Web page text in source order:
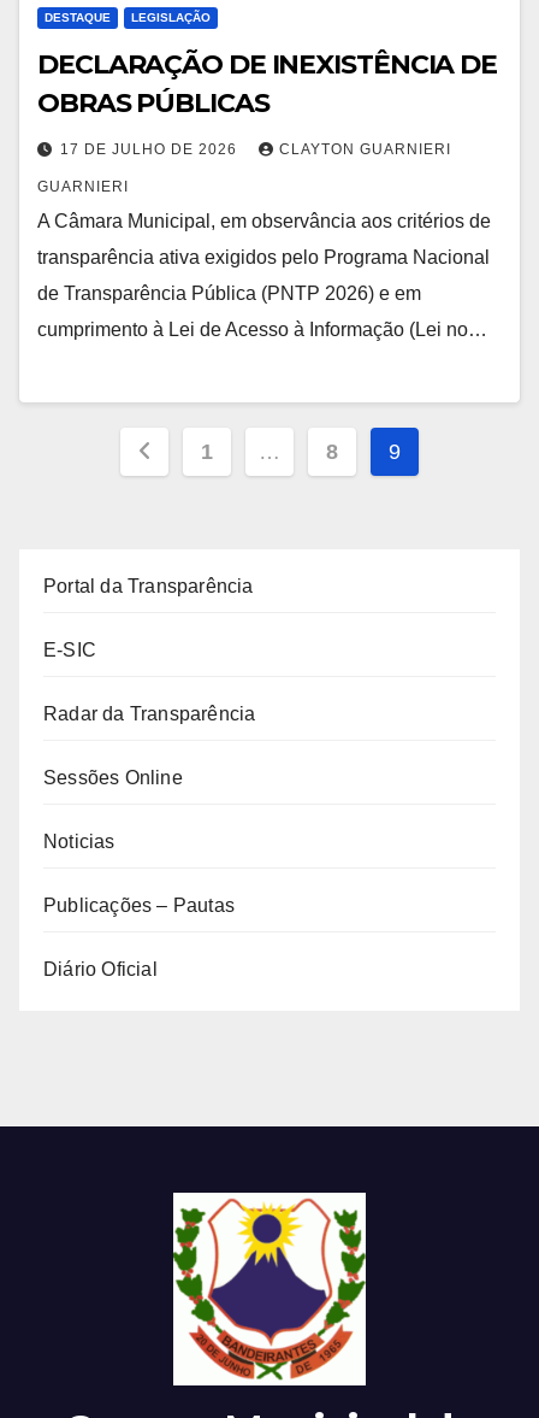
DESTAQUE LEGISLAÇÃO
DECLARAÇÃO DE INEXISTÊNCIA DE
OBRAS PÚBLICAS
17 DE JULHO DE 2026 CLAYTON GUARNIERI
GUARNIERI
A Câmara Municipal, em observância aos critérios de
transparência ativa exigidos pelo Programa Nacional
de Transparência Pública (PNTP 2026) e em
cumprimento à Lei de Acesso à Informação (Lei no…
Paginação
1 … 8 9
Portal da Transparência
E-SIC
Radar da Transparência
Sessões Online
Noticias
Publicações – Pautas
Diário Oficial